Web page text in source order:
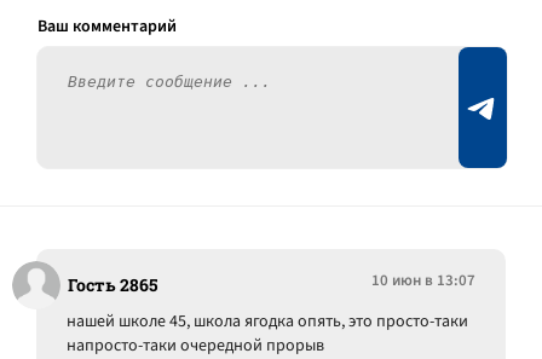
Гость 2865 10 июн в 13:07
нашей школе 45, школа ягодка опять, это просто-таки
напросто-таки очередной прорыв